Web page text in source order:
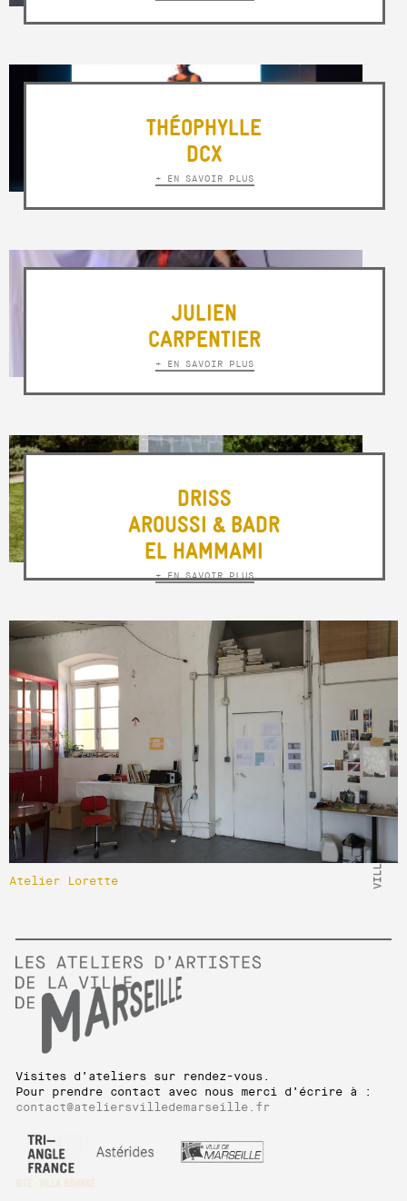
THÉOPHYLLE
DCX
+ EN SAVOIR PLUS
JULIEN
CARPENTIER
+ EN SAVOIR PLUS
DRISS
AROUSSI & BADR
EL HAMMAMI
+ EN SAVOIR PLUS
Atelier Lorette
Visites d’ateliers sur rendez-vous.
Pour prendre contact avec nous merci d’écrire à :
contact@ateliersvilledemarseille.fr
SITE : VILLA BÖHNKE
VILLA BÖHNKE